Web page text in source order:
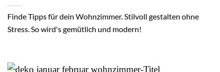
Finde Tipps für dein Wohnzimmer. Stilvoll gestalten ohne
Stress. So wird's gemütlich und modern!